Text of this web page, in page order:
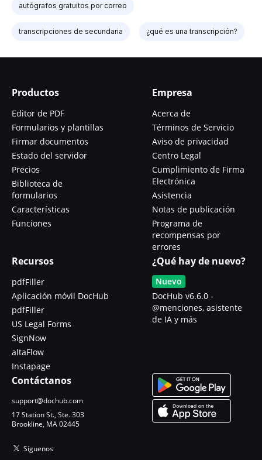
autógrafos gratuitos por correo
transcripciones de secundaria ¿qué es una transcripción?
Productos
Editor de PDF
Formularios y plantillas
Firmar documentos
Estado del servidor
Precios
Biblioteca de
formularios
Características
Funciones
Empresa
Acerca de
Términos de Servicio
Aviso de privacidad
Centro Legal
Cumplimiento de Firma
Electrónica
Asistencia
Notas de publicación
Programa de
recompensas por
errores
Recursos
pdfFiller
Aplicación móvil DocHub
pdfFiller
US Legal Forms
SignNow
altaFlow
Instapage
¿Qué hay de nuevo?
Nuevo
DocHub v6.6.0 -
@menciones, asistente
de IA y más
Contáctanos
support@dochub.com
17 Station St., Ste. 303
Brookline, MA 02445
Síguenos